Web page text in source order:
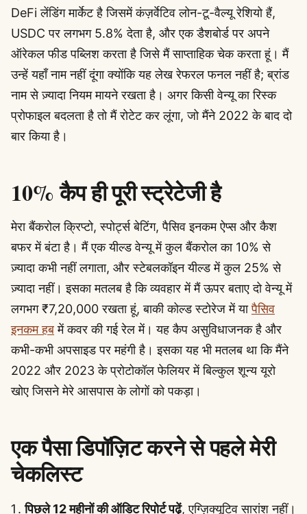
DeFi लेंडिंग मार्केट है जिसमें कंज़र्वेटिव लोन-टू-वैल्यू रेशियो हैं,
USDC पर लगभग 5.8% देता है, और एक डैशबोर्ड पर अपने
ऑरेकल फीड पब्लिश करता है जिसे मैं साप्ताहिक चेक करता हूं। मैं
उन्हें यहाँ नाम नहीं दूंगा क्योंकि यह लेख रेफरल फनल नहीं है; ब्रांड
नाम से ज़्यादा नियम मायने रखता है। अगर किसी वेन्यू का रिस्क
प्रोफाइल बदलता है तो मैं रोटेट कर लूंगा, जो मैंने 2022 के बाद दो
बार किया है।
10% कैप ही पूरी स्ट्रेटेजी है
मेरा बैंकरोल क्रिप्टो, स्पोर्ट्स बेटिंग, पैसिव इनकम ऐप्स और कैश
बफर में बंटा है। मैं एक यील्ड वेन्यू में कुल बैंकरोल का 10% से
ज़्यादा कभी नहीं लगाता, और स्टेबलकॉइन यील्ड में कुल 25% से
ज़्यादा नहीं। इसका मतलब है कि व्यवहार में मैं ऊपर बताए दो वेन्यू में
लगभग ₹7,20,000 रखता हूं, बाकी कोल्ड स्टोरेज में यापैसिव
इनकम हबमें कवर की गई रेल में। यह कैप असुविधाजनक है और
कभी-कभी अपसाइड पर महंगी है। इसका यह भी मतलब था कि मैंने
2022 और 2023 के प्रोटोकॉल फेलियर में बिल्कुल शून्य यूरो
खोए जिसने मेरे आसपास के लोगों को पकड़ा।
एक पैसा डिपॉज़िट करने से पहले मेरी
चेकलिस्ट
पिछले 12 महीनों की ऑडिट रिपोर्ट पढ़ें, एग्ज़िक्यूटिव सारांश नहीं।